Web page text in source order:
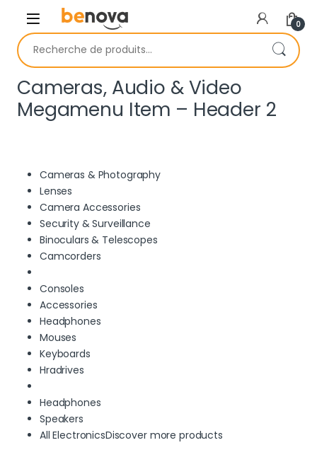
Skip to navigation
Skip to content
0
Recherche pour :
Cameras, Audio & Video
Megamenu Item – Header 2
Cameras & Photography
Lenses
Camera Accessories
Security & Surveillance
Binoculars & Telescopes
Camcorders
Consoles
Accessories
Headphones
Mouses
Keyboards
Hradrives
Headphones
Speakers
All ElectronicsDiscover more products